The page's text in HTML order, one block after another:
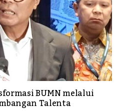
BUMN melalui
Talenta